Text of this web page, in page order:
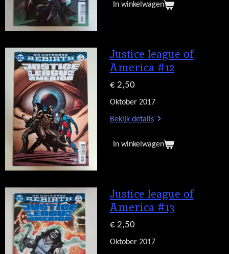
In winkelwagen
Justice league of
America #12
€ 2,50
Oktober 2017
Bekijk details
In winkelwagen
Justice league of
America #13
€ 2,50
Oktober 2017